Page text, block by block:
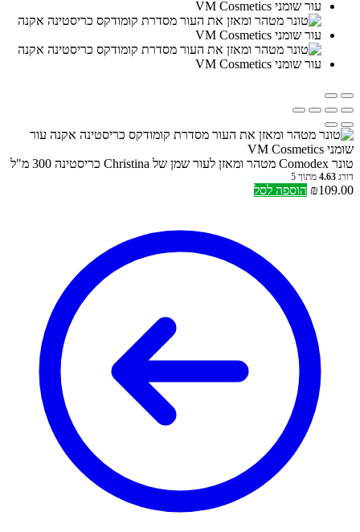
טונר Comodex מטהר ומאזן לעור שמן של Christina כריסטינה 300 מ"ל
דורג 4.63 מתוך 5
₪109.00 הוספה לסל